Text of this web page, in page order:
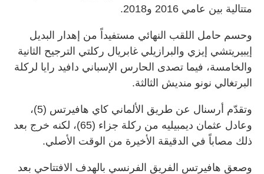
متتالية بين عامي 2016 و2018.
وحسم حامل اللقب النهائي مستفيداً من إهدار البديل
إيبيريتشي إيزي والبرازيلي غابريال ركلتي الترجيح الثانية
والخامسة، فيما تصدى الحارس الإسباني دافيد رايا لركلة
البرتغالي نونو منديش الثالثة.
وتقدّم أرسنال عن طريق الألماني كاي هافيرتس (5)،
وعادل عثمان ديمبيليه من ركلة جزاء (65)، لكنه خرج بعد
ذلك مصاباً في الدقيقة الأخيرة من الوقت الأصلي.
وصعق هافيرتس الفريق الفرنسي بالهدف الافتتاحي بعد